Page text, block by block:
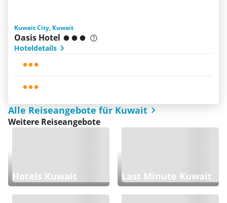
Kuwait City, Kuwait
Oasis Hotel
Hoteldetails
Alle Reiseangebote für Kuwait
Weitere Reiseangebote
Hotels Kuwait Last Minute Kuwait